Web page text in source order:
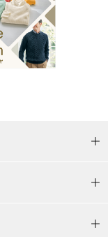
スーツケース
その他
スリップオン
レースアップ